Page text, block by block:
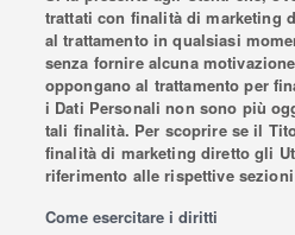
trattati con finalità di marketing
al trattamento in qualsiasi
senza fornire alcuna
oppongano al trattamento per
i Dati Personali non sono più
tali finalità. Per scoprire se il
finalità di marketing diretto gli
riferimento alle rispettive
Come esercitare i diritti